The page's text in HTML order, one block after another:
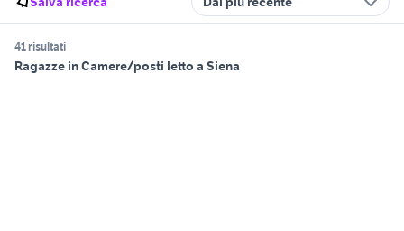
41 risultati
Ragazze in Camere/posti letto a Siena